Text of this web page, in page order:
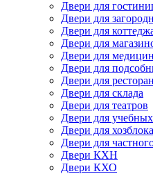
Двери для
Двери для
Двери для
Двери для
Двери для
Двери для
Двери для
Двери для склада
Двери для театров
Двери для
Двери для хозблока
Двери для
Двери КХН
Двери КХО